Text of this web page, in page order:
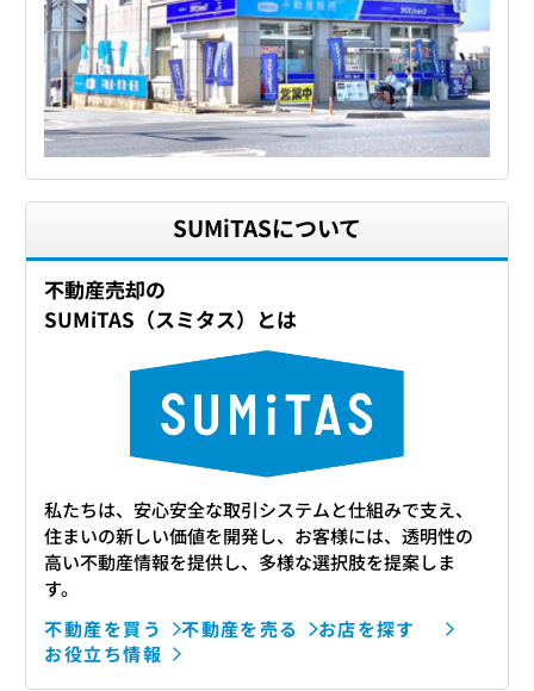
SUMiTASについて
不動産売却の
SUMiTAS（スミタス）とは
私たちは、安心安全な取引システムと仕組みで支え、
住まいの新しい価値を開発し、お客様には、透明性の
高い不動産情報を提供し、多様な選択肢を提案しま
す。
不動産を買う
不動産を売る
お店を探す
お役立ち情報